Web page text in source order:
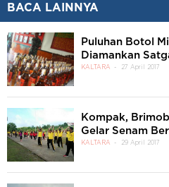
BACA LAINNYA
Puluhan Botol
Diamankan
KALTARA 27 April 2017
Kompak,
Gelar Senam
KALTARA 29 April 2017